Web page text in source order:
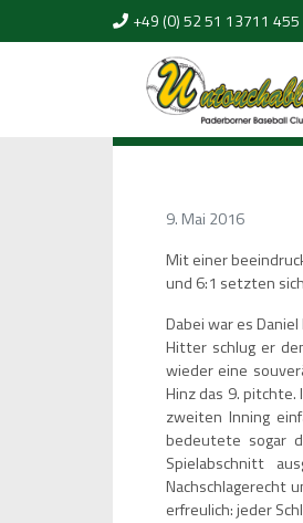
+49 (0) 52 51 13711 455
9. Mai 2016
Mit einer
und 6:1 setzten
Dabei war es
Hitter schlug er
wieder eine
Hinz das 9. pitchte.
zweiten Inning
bedeutete sogar
Spielabschnitt
Nachschlagerecht
erfreulich: jeder